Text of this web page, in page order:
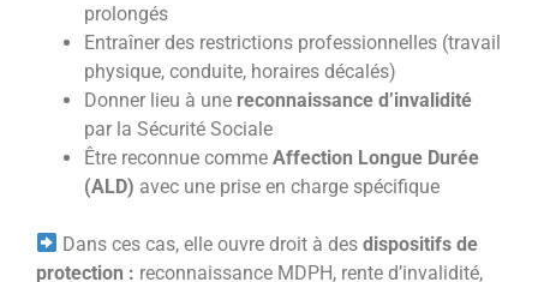
prolongés
Entraîner des restrictions professionnelles (travail
physique, conduite, horaires décalés)
Donner lieu à une reconnaissance d’invalidité
par la Sécurité Sociale
Être reconnue comme Affection Longue Durée
(ALD) avec une prise en charge spécifique
Dans ces cas, elle ouvre droit à desdispositifs de
protection : reconnaissance MDPH, rente d’invalidité,